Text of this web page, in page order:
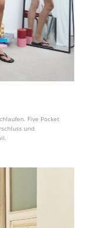
Five Pocket
und